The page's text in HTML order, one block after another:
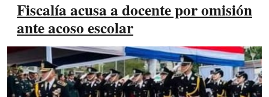
Fiscalía acusa a docente por omisión
ante acoso escolar